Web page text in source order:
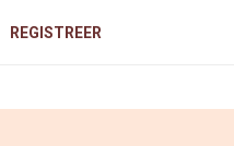
REGISTREER